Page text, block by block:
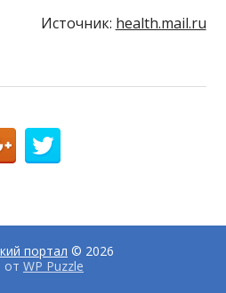
Источник: health.mail.ru
портал © 2026
от WP Puzzle